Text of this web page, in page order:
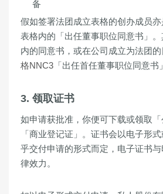
备
假如签署法团成立表格的创办成员
表格内的「出任董事职位同意书」
内的同意书，或在公司成立为法团
格NNC3 「出任首任董事职位同意书
3. 领取证书
如申请获批准，你便可下载或领取
「商业登记证」。证书会以电子形
乎交付申请的形式而定，电子证书
律效力。